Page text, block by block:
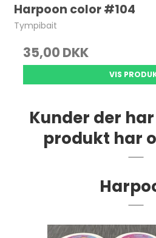
Harpoon color #104
Tympibait
35,00 DKK
VIS
Kunder der
produkt har